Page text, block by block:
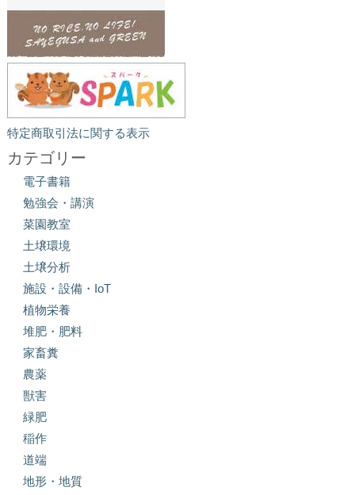
特定商取引法に関する表示
カテゴリー
電子書籍
勉強会・講演
菜園教室
土壌環境
土壌分析
施設・設備・IoT
植物栄養
堆肥・肥料
家畜糞
農薬
獣害
緑肥
稲作
道端
地形・地質